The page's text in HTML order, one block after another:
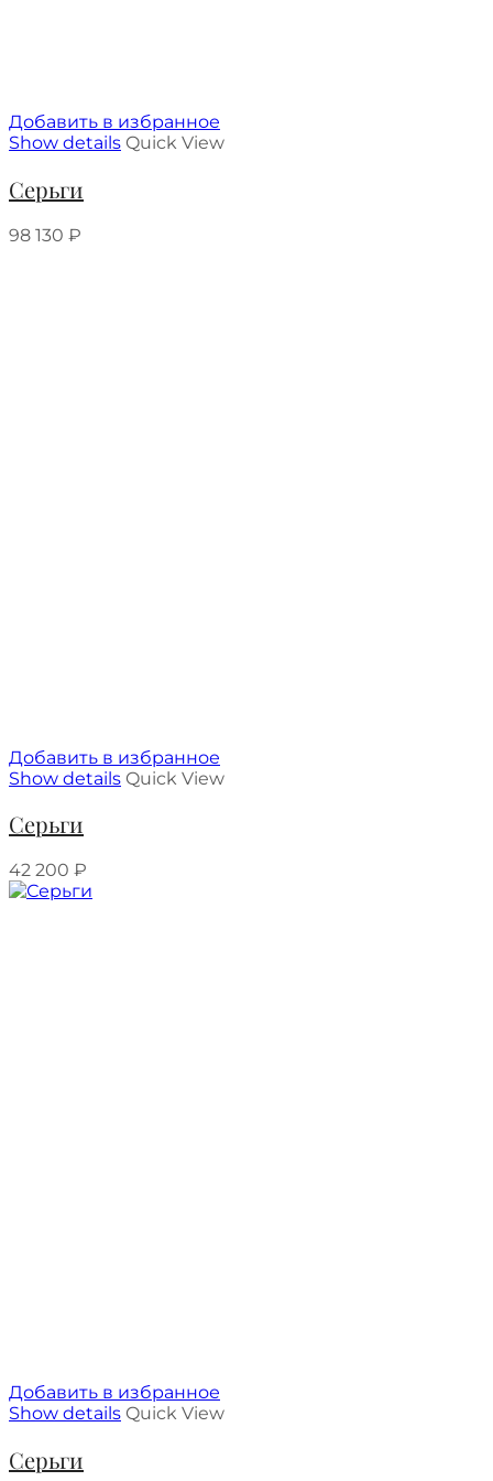
Добавить в избранное
Show details Quick View
Серьги
98 130 ₽
Добавить в избранное
Show details Quick View
Серьги
42 200 ₽
Добавить в избранное
Show details Quick View
Серьги